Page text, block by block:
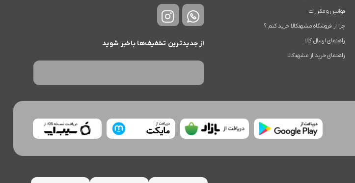
قوانین و مقررات
چرا از فروشگاه مشهدکالا خرید کنم ؟
راهنمای ارسال کالا
راهنمای خرید از مشهدکالا
از جدیدترین تخفیف‌ها باخبر شوید